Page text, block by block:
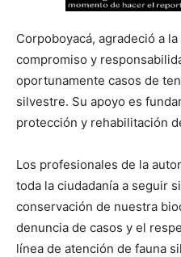
Corpoboyacá, agradeció a
compromiso y
oportunamente casos de
silvestre. Su apoyo es
protección y rehabilitación
Los profesionales de la
toda la ciudadanía a seguir
conservación de nuestra
denuncia de casos y el
línea de atención de fauna